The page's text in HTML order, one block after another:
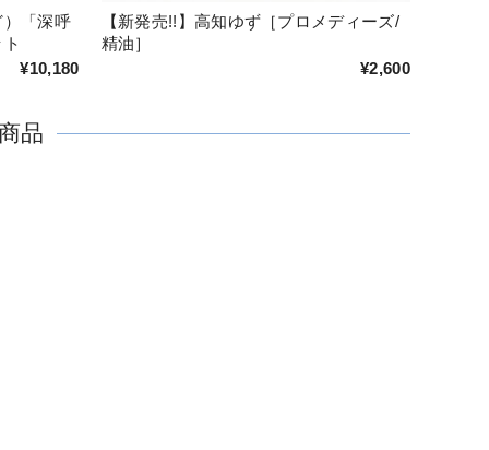
）「深呼
¥10,180
【新発売!!】高知ゆず［プロメディーズ/
精油］
¥2,600
品